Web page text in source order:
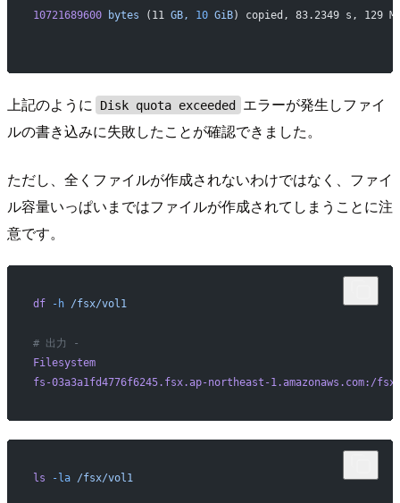
10721689600 bytes (11 GB, 10 GiB) copied, 83.2349 s, 129
上記のように Disk quota exceeded エラーが発生しファイ
ルの書き込みに失敗したことが確認できました。
ただし、全くファイルが作成されないわけではなく、ファイ
ル容量いっぱいまではファイルが作成されてしまうことに注
意です。
df -h /fsx/vol1
# 出力 -
Filesystem
fs-03a3a1fd4776f6245.fsx.ap-northeast-1.amazonaws.com:/
ls -la /fsx/vol1